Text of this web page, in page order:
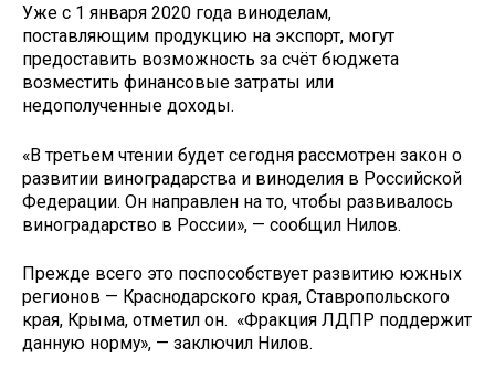
Уже с 1 января 2020 года виноделам,
поставляющим продукцию на экспорт, могут
предоставить возможность за счёт бюджета
возместить финансовые затраты или
недополученные доходы.
«В третьем чтении будет сегодня рассмотрен закон о
развитии виноградарства и виноделия в Российской
Федерации. Он направлен на то, чтобы развивалось
виноградарство в России», — сообщил Нилов.
Прежде всего это поспособствует развитию южных
регионов — Краснодарского края, Ставропольского
края, Крыма, отметил он. «Фракция ЛДПР поддержит
данную норму», — заключил Нилов.